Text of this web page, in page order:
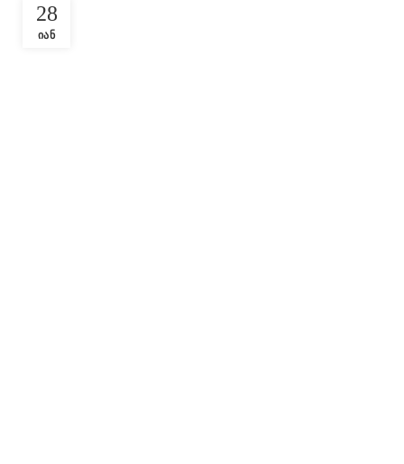
28
ᲘᲐᲜ